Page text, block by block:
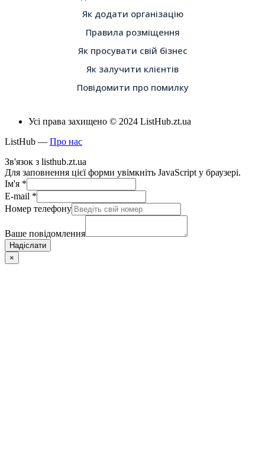
Як додати організацію
Правила розміщення
Як просувати свій бізнес
Як залучити клієнтів
Повідомити про помилку
Усі права захищено © 2024 ListHub.zt.ua
ListHub — Про нас
Зв'язок з listhub.zt.ua
Для заповнення цієї форми увімкніть JavaScript у браузері.
Ім'я *
E-mail *
Номер телефону
Ваше повідомлення
Надіслати
×